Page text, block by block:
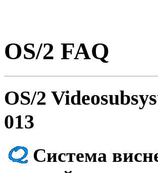
OS/2 FAQ
OS/2
013
Cистема